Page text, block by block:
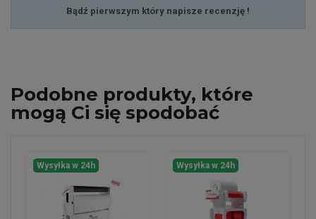
Bądź pierwszym który napisze recenzję !
Podobne produkty, które
mogą Ci się spodobać
Wysyłka w 24h Wysyłka w 24h